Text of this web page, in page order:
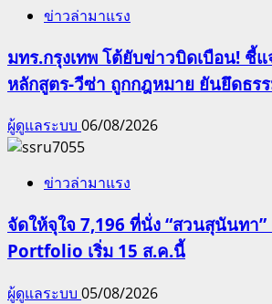
ข่าวล่ามาแรง
มทร.กรุงเทพ โต้ยับข่าวบิดเบือน! ชี้แ
หลักสูตร-วีซ่า ถูกกฎหมาย ยันยึดธร
ผู้ดูแลระบบ 06/08/2026
ข่าวล่ามาแรง
จัดให้จุใจ 7,196 ที่นั่ง “สวนสุนันทา”
Portfolio เริ่ม 15 ส.ค.นี้
ผู้ดูแลระบบ 05/08/2026